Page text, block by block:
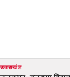
उत्तराखंड